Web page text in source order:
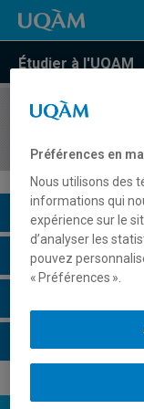
Étudier à l'UQAM
COURS//
Description du
Horaire - Été 2026
Préférences en
Nous utilisons des
informations qui
expérience sur le
d’analyser les
pouvez
« Préférences ».